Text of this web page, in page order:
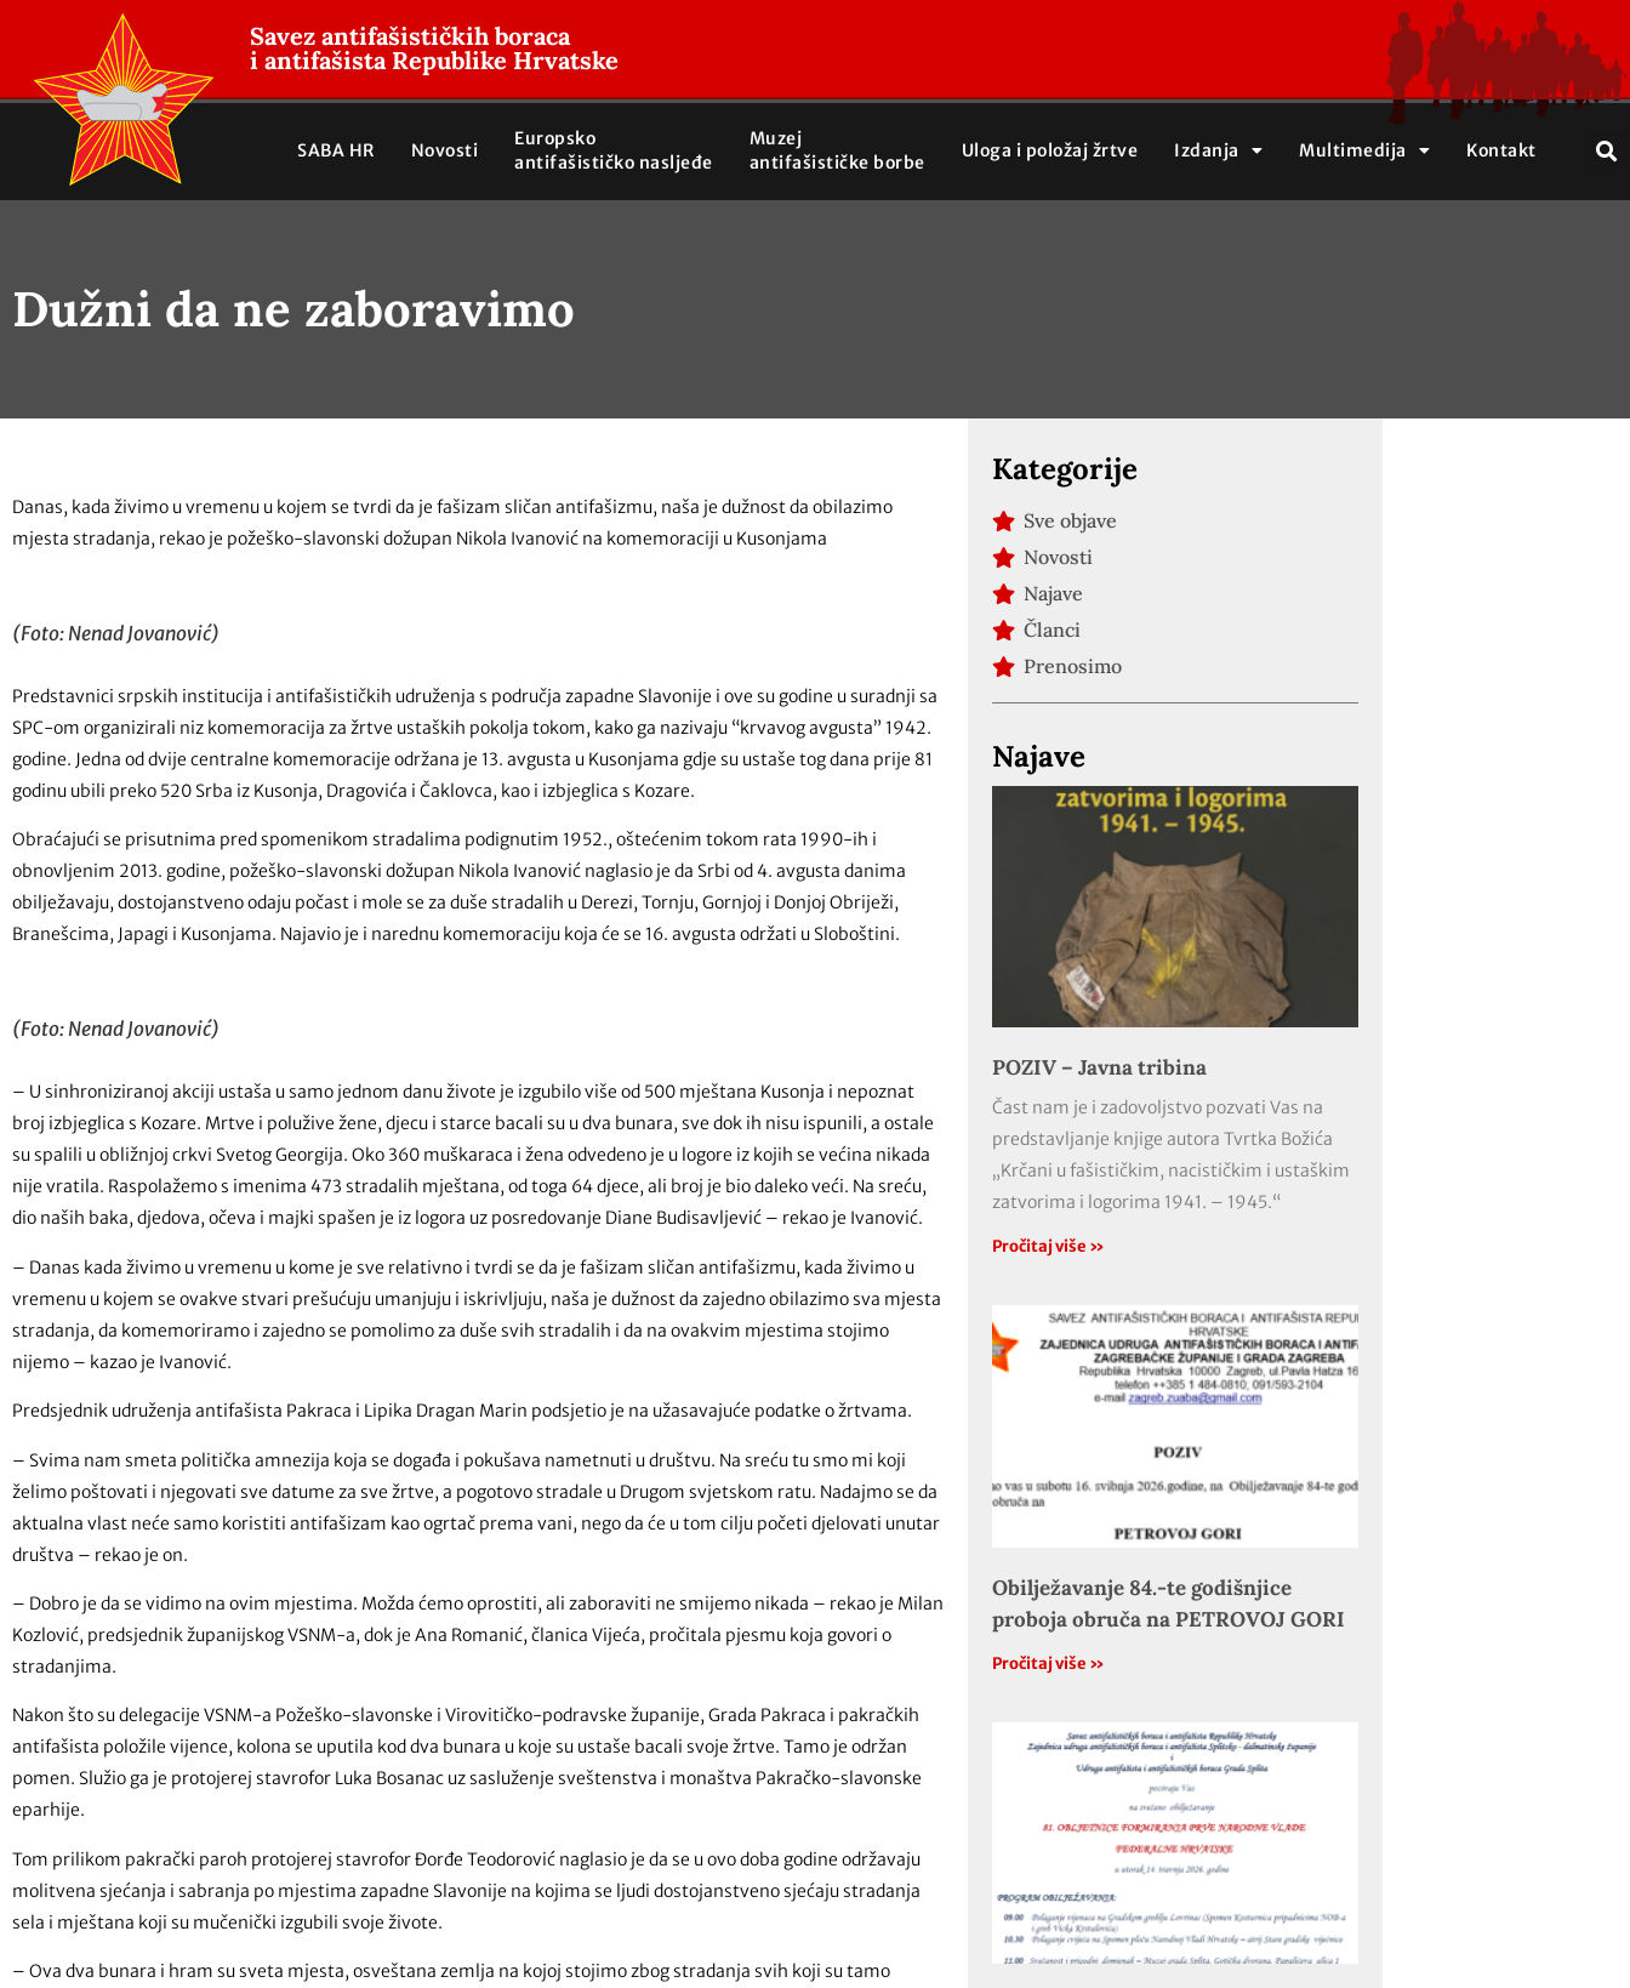
Savez antifašističkih boraca
i antifašista Republike Hrvatske
SABA HR Novosti
Europsko
antifašističko nasljeđe
Muzej
antifašističke borbe
Uloga i položaj žrtve Izdanja Multimedija Kontakt
Dužni da ne zaboravimo
Danas, kada živimo u vremenu u kojem se tvrdi da je fašizam sličan antifašizmu, naša je dužnost da obilazimo
mjesta stradanja, rekao je požeško-slavonski dožupan Nikola Ivanović na komemoraciji u Kusonjama
(Foto: Nenad Jovanović)
Predstavnici srpskih institucija i antifašističkih udruženja s područja zapadne Slavonije i ove su godine u suradnji sa
SPC-om organizirali niz komemoracija za žrtve ustaških pokolja tokom, kako ga nazivaju “krvavog avgusta” 1942.
godine. Jedna od dvije centralne komemoracije održana je 13. avgusta u Kusonjama gdje su ustaše tog dana prije 81
godinu ubili preko 520 Srba iz Kusonja, Dragovića i Čaklovca, kao i izbjeglica s Kozare.
Obraćajući se prisutnima pred spomenikom stradalima podignutim 1952., oštećenim tokom rata 1990-ih i
obnovljenim 2013. godine, požeško-slavonski dožupan Nikola Ivanović naglasio je da Srbi od 4. avgusta danima
obilježavaju, dostojanstveno odaju počast i mole se za duše stradalih u Derezi, Tornju, Gornjoj i Donjoj Obriježi,
Branešcima, Japagi i Kusonjama. Najavio je i narednu komemoraciju koja će se 16. avgusta održati u Sloboštini.
(Foto: Nenad Jovanović)
– U sinhroniziranoj akciji ustaša u samo jednom danu živote je izgubilo više od 500 mještana Kusonja i nepoznat
broj izbjeglica s Kozare. Mrtve i polužive žene, djecu i starce bacali su u dva bunara, sve dok ih nisu ispunili, a ostale
su spalili u obližnjoj crkvi Svetog Georgija. Oko 360 muškaraca i žena odvedeno je u logore iz kojih se većina nikada
nije vratila. Raspolažemo s imenima 473 stradalih mještana, od toga 64 djece, ali broj je bio daleko veći. Na sreću,
dio naših baka, djedova, očeva i majki spašen je iz logora uz posredovanje Diane Budisavljević – rekao je Ivanović.
– Danas kada živimo u vremenu u kome je sve relativno i tvrdi se da je fašizam sličan antifašizmu, kada živimo u
vremenu u kojem se ovakve stvari prešućuju umanjuju i iskrivljuju, naša je dužnost da zajedno obilazimo sva mjesta
stradanja, da komemoriramo i zajedno se pomolimo za duše svih stradalih i da na ovakvim mjestima stojimo
nijemo – kazao je Ivanović.
Predsjednik udruženja antifašista Pakraca i Lipika Dragan Marin podsjetio je na užasavajuće podatke o žrtvama.
– Svima nam smeta politička amnezija koja se događa i pokušava nametnuti u društvu. Na sreću tu smo mi koji
želimo poštovati i njegovati sve datume za sve žrtve, a pogotovo stradale u Drugom svjetskom ratu. Nadajmo se da
aktualna vlast neće samo koristiti antifašizam kao ogrtač prema vani, nego da će u tom cilju početi djelovati unutar
društva – rekao je on.
– Dobro je da se vidimo na ovim mjestima. Možda ćemo oprostiti, ali zaboraviti ne smijemo nikada – rekao je Milan
Kozlović, predsjednik županijskog VSNM-a, dok je Ana Romanić, članica Vijeća, pročitala pjesmu koja govori o
stradanjima.
Nakon što su delegacije VSNM-a Požeško-slavonske i Virovitičko-podravske županije, Grada Pakraca i pakračkih
antifašista položile vijence, kolona se uputila kod dva bunara u koje su ustaše bacali svoje žrtve. Tamo je održan
pomen. Služio ga je protojerej stavrofor Luka Bosanac uz sasluženje sveštenstva i monaštva Pakračko-slavonske
eparhije.
Tom prilikom pakrački paroh protojerej stavrofor Đorđe Teodorović naglasio je da se u ovo doba godine održavaju
molitvena sjećanja i sabranja po mjestima zapadne Slavonije na kojima se ljudi dostojanstveno sjećaju stradanja
sela i mještana koji su mučenički izgubili svoje živote.
– Ova dva bunara i hram su sveta mjesta, osveštana zemlja na kojoj stojimo zbog stradanja svih koji su tamo
Kategorije
Sve objave
Novosti
Najave
Članci
Prenosimo
Najave
POZIV – Javna tribina
Čast nam je i zadovoljstvo pozvati Vas na
predstavljanje knjige autora Tvrtka Božića
„Krčani u fašističkim, nacističkim i ustaškim
zatvorima i logorima 1941. – 1945.“
Pročitaj više »
Obilježavanje 84.-te godišnjice
proboja obruča na PETROVOJ GORI
Pročitaj više »